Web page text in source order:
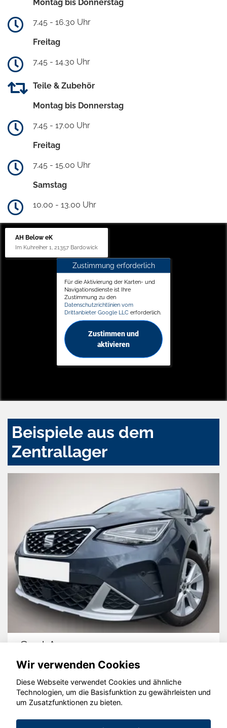
Montag bis Donnerstag
7.45 - 16.30 Uhr
Freitag
7.45 - 14.30 Uhr
Teile & Zubehör
Montag bis Donnerstag
7.45 - 17.00 Uhr
Freitag
7.45 - 15.00 Uhr
Samstag
10.00 - 13.00 Uhr
AH Below eK
Im Kuhreiher 1, 21357 Bardowick
Zustimmung erforderlich
Für die Aktivierung der Karten- und
Navigationsdienste ist Ihre
Zustimmung zu den
Datenschutzrichtlinien vom
Drittanbieter Google LLC erforderlich.
Zustimmen und
aktivieren
Beispiele aus dem
Zentrallager
Seat Arona
© konjunkturmotor.de GmbH 2020 - 2026
Wir verwenden Cookies
Diese Webseite verwendet Cookies und ähnliche
Technologien, um die Basisfunktion zu gewährleisten und
um Zusatzfunktionen zu bieten.